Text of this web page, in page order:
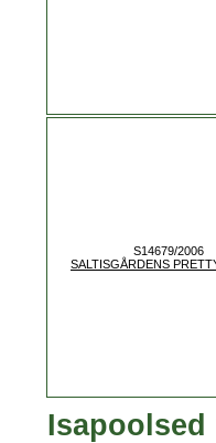
S14679/2006
SALTISGÅRDENS
Isapoolsed